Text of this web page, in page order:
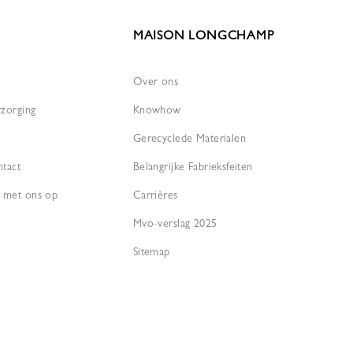
met ons op
MAISON LONGCHAMP
Over ons
Knowhow
Gerecyclede Materialen
Belangrijke Fabrieksfeiten
Carrières
Mvo-verslag 2025
Sitemap